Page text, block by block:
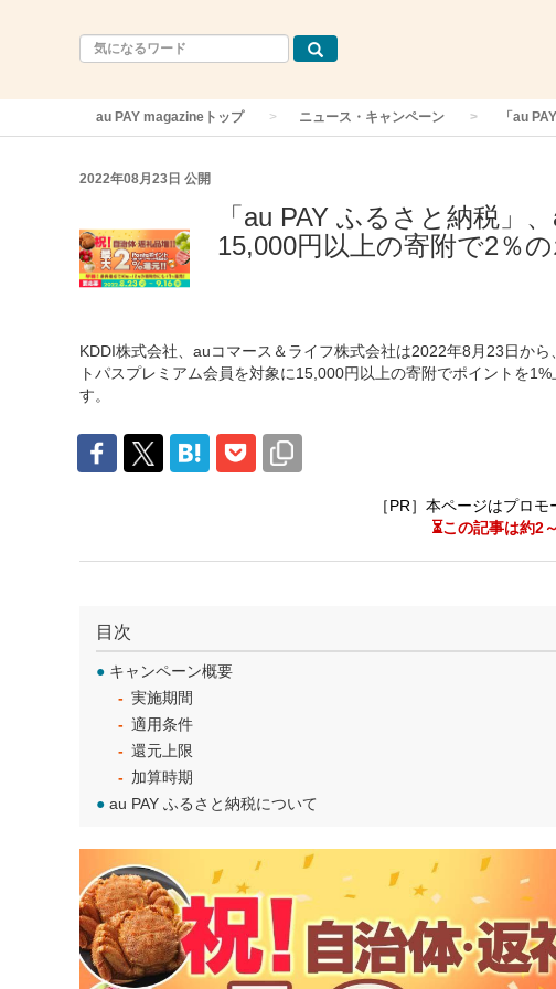
au PAY magazineトップ ニュース・キャンペーン 「au
2022年08月23日 公開
「au PAY ふるさと納税」
15,000円以上の寄附で2％
KDDI株式会社、auコマース＆ライフ株式会社は2022年8月23日か
トパスプレミアム会員を対象に15,000円以上の寄附でポイントを
す。
［PR］本ページはプロ
⏳この記事は約2
目次
● キャンペーン概要
実施期間
適用条件
還元上限
加算時期
● au PAY ふるさと納税について